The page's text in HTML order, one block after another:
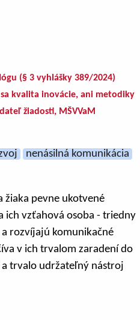
(§ 3 vyhlášky 389/2024)
kvalita inovácie, ani metodiky
žiadosti, MŠVVaM
nenásilná komunikácia
žiaka pevne ukotvené
ich vzťahová osoba - triedny
rozvíjajú komunikačné
v ich trvalom zaradení do
a trvalo udržateľný nástroj